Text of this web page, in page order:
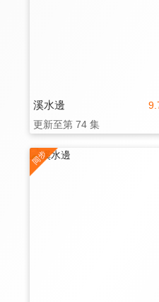
溪水邊
更新至第 74 集